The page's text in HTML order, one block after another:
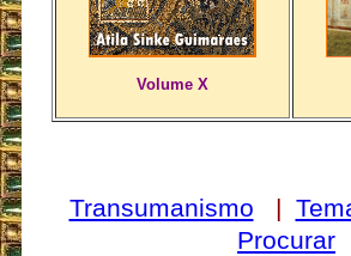
Volume X
Transumanismo |
Procurar